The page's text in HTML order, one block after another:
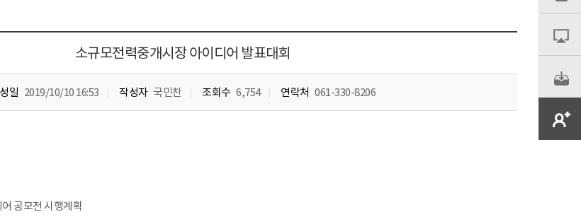
소규모전력중개시장 아이디어 발표대회
일 2019/10/10 16:53 작성자 국민찬 조회수 6,754 연락처 061-330-8206
공모전 시행계획